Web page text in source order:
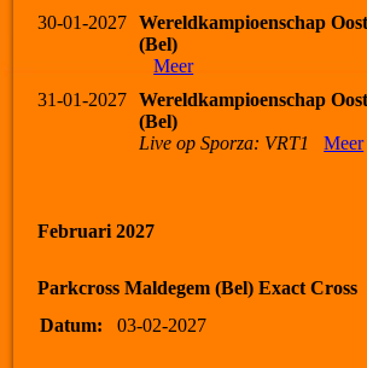
30-01-2027
Wereldkampioenschap
(Bel)
Meer
31-01-2027
Wereldkampioenschap
(Bel)
Live op Sporza: VRT1
Meer
Februari 2027
Parkcross Maldegem (Bel) Exact Cross
Datum:
03-02-2027